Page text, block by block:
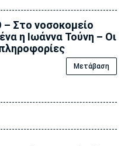
Στο νοσοκομείο
η Ιωάννα Τούνη – Οι
Μετάβαση